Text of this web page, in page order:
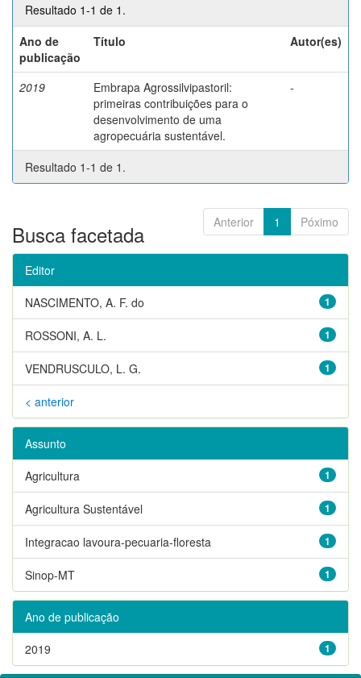
Resultado 1-1 de 1.
Ano de
publicação
Título Autor(es)
2019
Embrapa Agrossilvipastoril:
primeiras contribuições para o
desenvolvimento de uma
agropecuária sustentável.
-
Resultado 1-1 de 1.
Anterior 1 Póximo
Busca facetada
Editor
1
NASCIMENTO, A. F. do
1
ROSSONI, A. L.
1
VENDRUSCULO, L. G.
< anterior
Assunto
1
Agricultura
1
Agricultura Sustentável
1
Integracao lavoura-pecuaria-floresta
1
Sinop-MT
Ano de publicação
1
2019